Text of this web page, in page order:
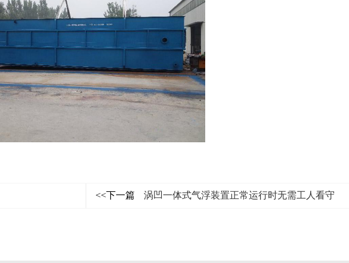
<<下一篇 涡凹一体式气浮装置正常运行时无需工人看守